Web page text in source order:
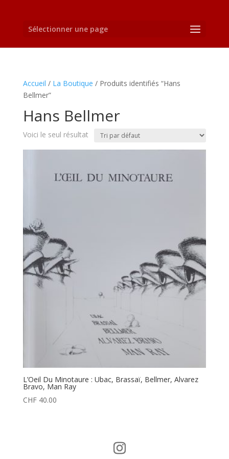
Sélectionner une page
Accueil / La Boutique / Produits identifiés “Hans
Bellmer”
Hans Bellmer
Voici le seul résultat
L’Oeil Du Minotaure : Ubac, Brassaï, Bellmer, Alvarez
Bravo, Man Ray
CHF40.00